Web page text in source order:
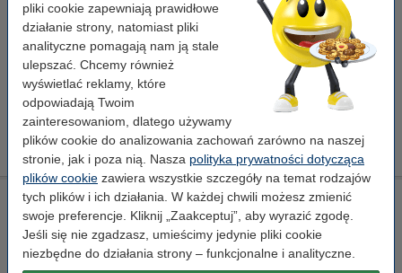
pliki cookie zapewniają prawidłowe
działanie strony, natomiast pliki
analityczne pomagają nam ją stale
ulepszać. Chcemy również
wyświetlać reklamy, które
odpowiadają Twoim
zainteresowaniom, dlatego używamy
plików cookie do analizowania zachowań zarówno na naszej
stronie, jak i poza nią. Nasza polityka prywatności dotycząca
plików cookie zawiera wszystkie szczegóły na temat rodzajów
tych plików i ich działania. W każdej chwili możesz zmienić
swoje preferencje. Kliknij „Zaakceptuj”, aby wyrazić zgodę.
Jeśli się nie zgadzasz, umieścimy jedynie pliki cookie
niezbędne do działania strony – funkcjonalne i analityczne.
czarny toner
Kliknij i sprawdź całą specyfikacje
Dostawa: 2-3 dni robocze
330,00 zł Zamawiam
Xerox 006R01462 toner żółty, oryginalny
toner
Kliknij i sprawdź całą specyfikacje